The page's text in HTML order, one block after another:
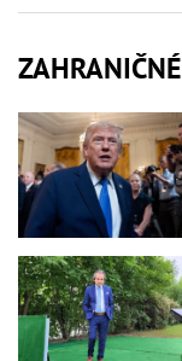
ZAHRANIČNÉ